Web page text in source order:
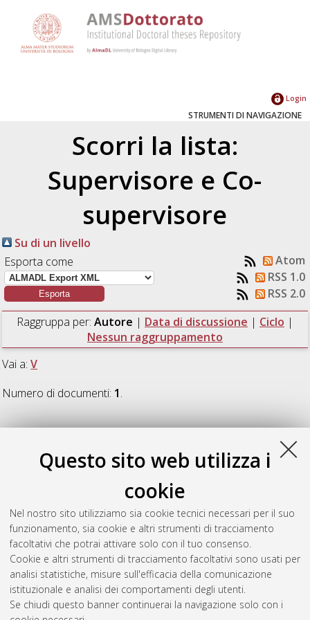
Questo sito web utilizza i
cookie
Nel nostro sito utilizziamo sia cookie tecnici necessari per il suo
funzionamento, sia cookie e altri strumenti di tracciamento
facoltativi che potrai attivare solo con il tuo consenso.
Cookie e altri strumenti di tracciamento facoltativi sono usati per
analisi statistiche, misure sull'efficacia della comunicazione
istituzionale e analisi dei comportamenti degli utenti.
Se chiudi questo banner continuerai la navigazione solo con i
Login
STRUMENTI DI NAVIGAZIONE
Scorri la lista:
Supervisore e Co-
supervisore
Su di un livello
Esporta come
Atom
RSS 1.0
RSS 2.0
Raggruppa per: Autore | Data di discussione | Ciclo |
Nessun raggruppamento
Vai a:V
Numero di documenti: 1.
V
Venturini, Marta(2015) How teachers think about the role of
digital technologies in student assessment in mathematics
[Dissertation thesis], Alma Mater Studiorum Università di
Bologna. Dottorato di ricerca inMatematica, 27 Ciclo. DOI
10.6092/unibo/amsdottorato/7206.
Questa lista e' stata generata ilSat Aug 8 20:45:09 2026